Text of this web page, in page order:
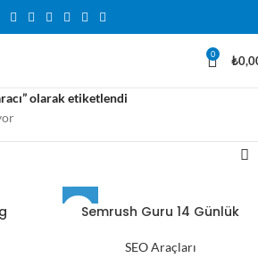
0 ₺
olarak etiketlendi
Semrush Guru 14 Günlük
SEO Araçları